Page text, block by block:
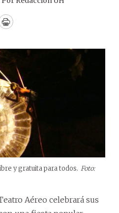
Print
y gratuita para todos. Foto:
Aéreo celebrará sus